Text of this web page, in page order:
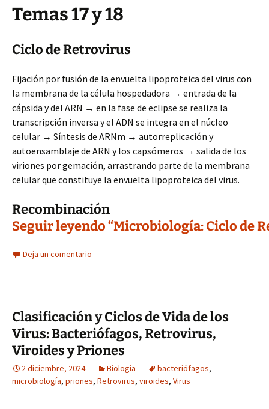
Temas 17 y 18
Ciclo de Retrovirus
Fijación por fusión de la envuelta lipoproteica del virus con
la membrana de la célula hospedadora → entrada de la
cápsida y del ARN → en la fase de eclipse se realiza la
transcripción inversa y el ADN se integra en el núcleo
celular → Síntesis de ARNm → autorreplicación y
autoensamblaje de ARN y los capsómeros → salida de los
viriones por gemación, arrastrando parte de la membrana
celular que constituye la envuelta lipoproteica del virus.
Recombinación
Seguir leyendo “Microbiología: Ciclo de
Deja un comentario
Clasificación y Ciclos de Vida de los
Virus: Bacteriófagos, Retrovirus,
Viroides y Priones
2 diciembre, 2024 Biología bacteriófagos,
microbiología, priones, Retrovirus, viroides, Virus